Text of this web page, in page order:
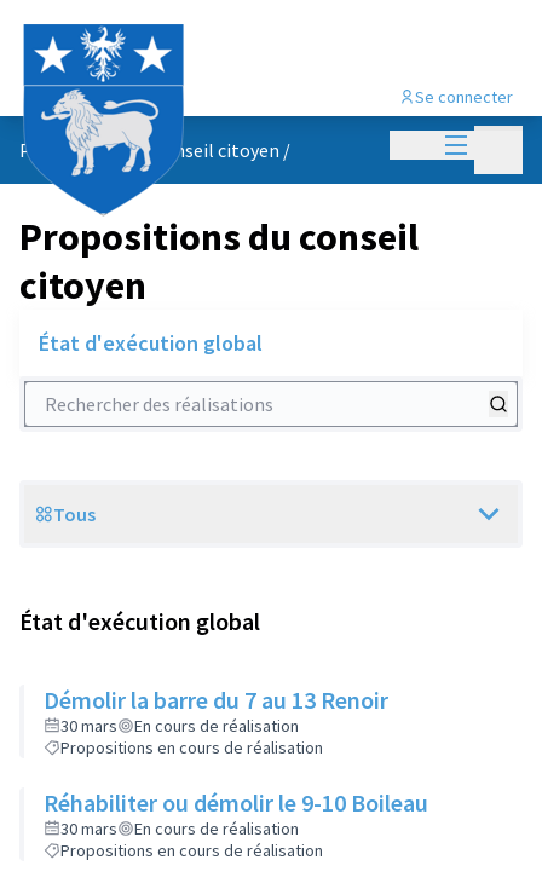
Menu
Se connecter
Propositions du conseil citoyen /
Propositions du conseil
citoyen
État d'exécution global
Rechercher des réalisations
Scope
Tous
État d'exécution global
Démolir la barre du 7 au 13 Renoir
30 mars
En cours de réalisation
Propositions en cours de réalisation
Réhabiliter ou démolir le 9-10 Boileau
30 mars
En cours de réalisation
Propositions en cours de réalisation